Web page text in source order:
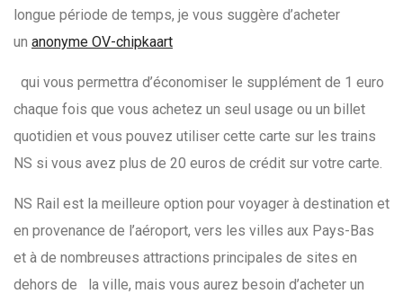
longue période de temps, je vous suggère d’acheter
un anonyme OV-chipkaart
qui vous permettra d’économiser le supplément de 1 euro
chaque fois que vous achetez un seul usage ou un billet
quotidien et vous pouvez utiliser cette carte sur les trains
NS si vous avez plus de 20 euros de crédit sur votre carte.
NS Rail est la meilleure option pour voyager à destination et
en provenance de l’aéroport, vers les villes aux Pays-Bas
et à de nombreuses attractions principales de sites en
dehors de la ville, mais vous aurez besoin d’acheter un